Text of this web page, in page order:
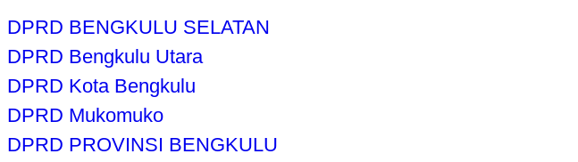
DPRD BENGKULU SELATAN
DPRD Bengkulu Utara
DPRD Kota Bengkulu
DPRD Mukomuko
DPRD PROVINSI BENGKULU